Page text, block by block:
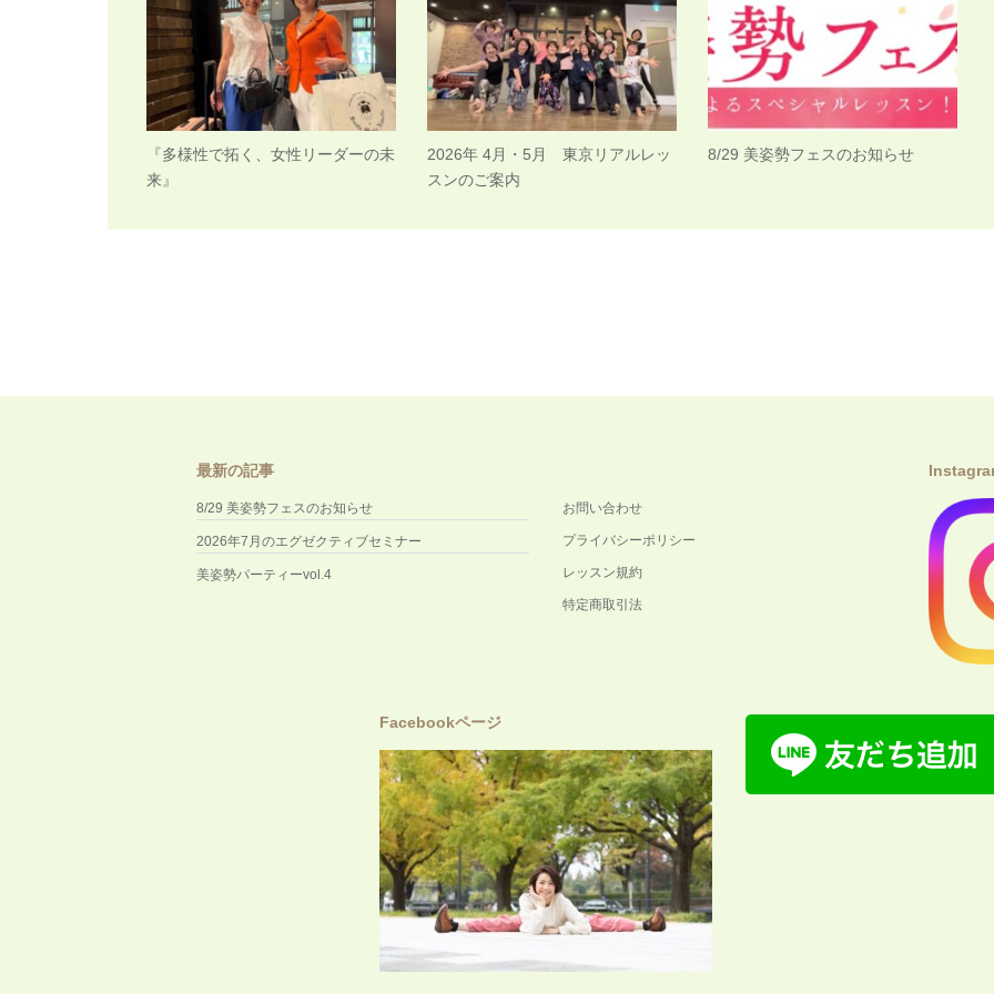
『多様性で拓く、女性リーダーの未
来』
2026年 4月・5月 東京リアルレッ
スンのご案内
8/29 美姿勢フェスのお知らせ
最新の記事
8/29 美姿勢フェスのお知らせ
2026年7月のエグゼクティブセミナー
美姿勢パーティーvol.4
お問い合わせ
プライバシーポリシー
レッスン規約
特定商取引法
Facebookページ